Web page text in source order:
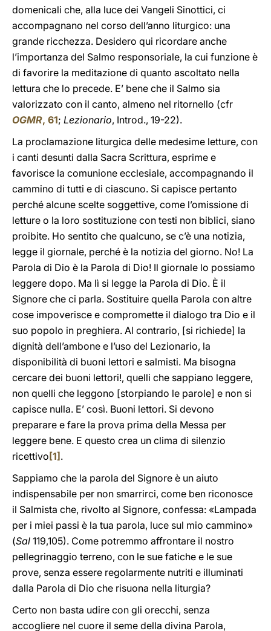
domenicali che, alla luce dei Vangeli Sinottici, ci
accompagnano nel corso dell’anno liturgico: una
grande ricchezza. Desidero qui ricordare anche
l’importanza del Salmo responsoriale, la cui funzione è
di favorire la meditazione di quanto ascoltato nella
lettura che lo precede. E’ bene che il Salmo sia
valorizzato con il canto, almeno nel ritornello (cfr
OGMR, 61; Lezionario, Introd., 19-22).
La proclamazione liturgica delle medesime letture, con
i canti desunti dalla Sacra Scrittura, esprime e
favorisce la comunione ecclesiale, accompagnando il
cammino di tutti e di ciascuno. Si capisce pertanto
perché alcune scelte soggettive, come l’omissione di
letture o la loro sostituzione con testi non biblici, siano
proibite. Ho sentito che qualcuno, se c’è una notizia,
legge il giornale, perché è la notizia del giorno. No! La
Parola di Dio è la Parola di Dio! Il giornale lo possiamo
leggere dopo. Ma lì si legge la Parola di Dio. È il
Signore che ci parla. Sostituire quella Parola con altre
cose impoverisce e compromette il dialogo tra Dio e il
suo popolo in preghiera. Al contrario, [si richiede] la
dignità dell’ambone e l’uso del Lezionario, la
disponibilità di buoni lettori e salmisti. Ma bisogna
cercare dei buoni lettori!, quelli che sappiano leggere,
non quelli che leggono [storpiando le parole] e non si
capisce nulla. E’ così. Buoni lettori. Si devono
preparare e fare la prova prima della Messa per
leggere bene. E questo crea un clima di silenzio
ricettivo [1] .
Sappiamo che la parola del Signore è un aiuto
indispensabile per non smarrirci, come ben riconosce
il Salmista che, rivolto al Signore, confessa: «Lampada
per i miei passi è la tua parola, luce sul mio cammino»
(Sal 119,105). Come potremmo affrontare il nostro
pellegrinaggio terreno, con le sue fatiche e le sue
prove, senza essere regolarmente nutriti e illuminati
dalla Parola di Dio che risuona nella liturgia?
Certo non basta udire con gli orecchi, senza
accogliere nel cuore il seme della divina Parola,